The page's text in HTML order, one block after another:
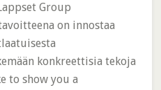
Group
on innostaa
konkreettisia tekoja
to show you a